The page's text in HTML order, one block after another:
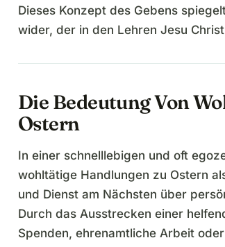
Dieses Konzept des Gebens
wider, der in den Lehren Jesu
Die Bedeutung Von
Ostern
In einer schnelllebigen und oft
wohltätige Handlungen zu Ostern
und Dienst am Nächsten über
Durch das Ausstrecken einer
Spenden, ehrenamtliche Arbeit